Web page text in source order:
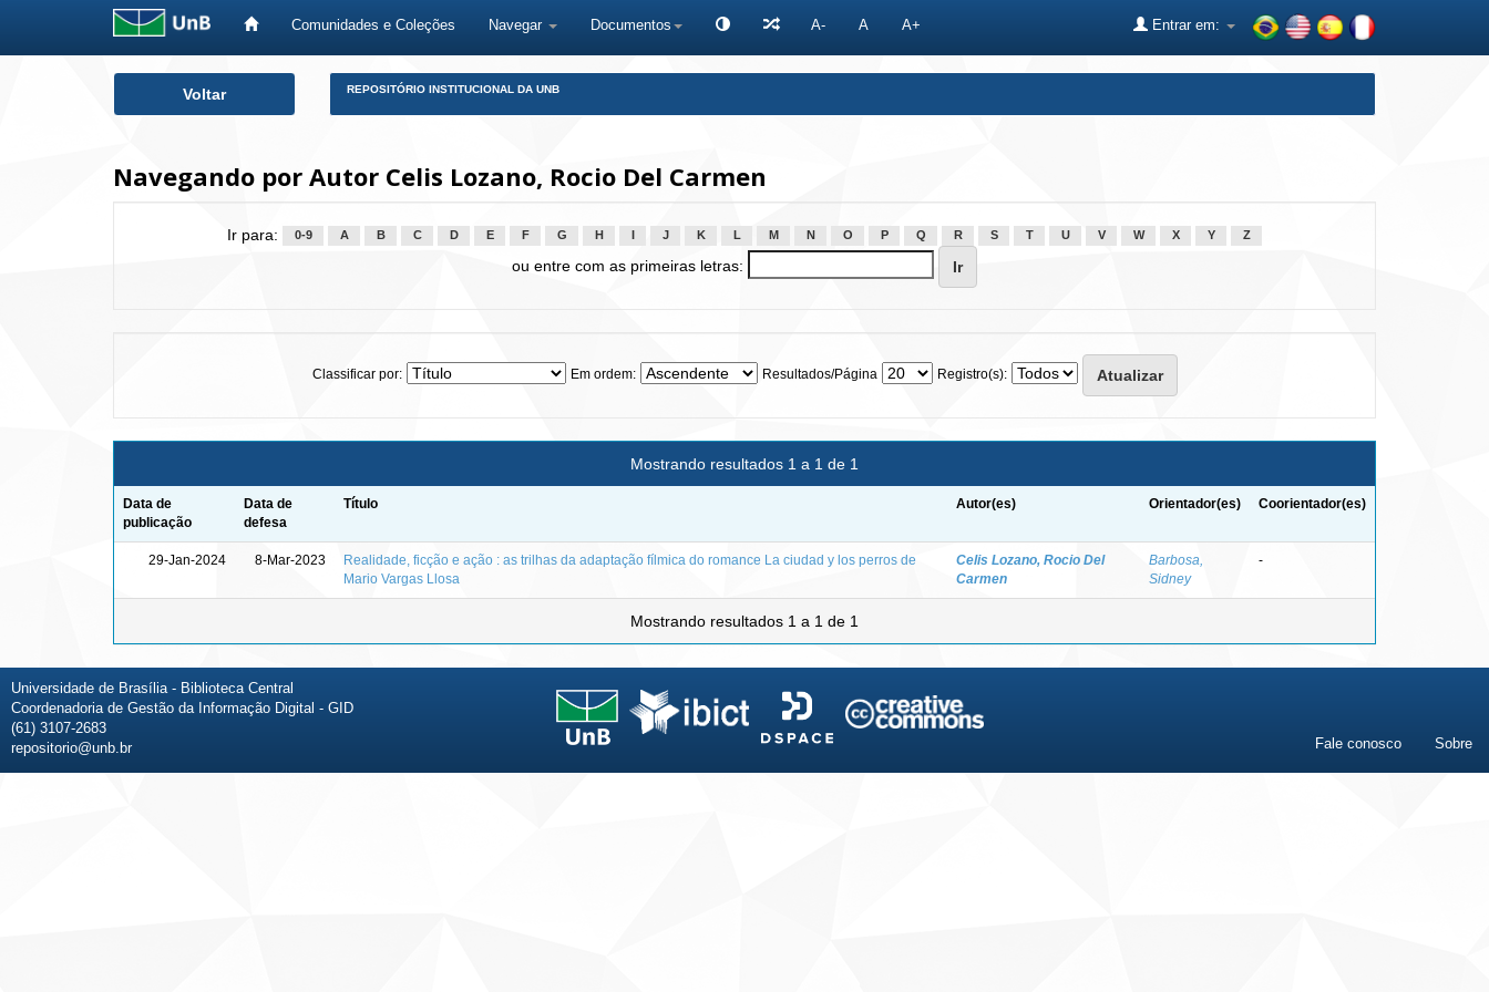
Comunidades e Coleções Navegar Documentos A- A A+ Entrar em:
Voltar REPOSITÓRIO INSTITUCIONAL DA UNB
Navegando por Autor Celis Lozano, Rocio Del Carmen
Ir para: 0-9 A B C D E F G H J K L M N O P Q R S T U V W X Y Z
ou entre com as primeiras letras:
Classificar por: Em ordem: Resultados/Página Registro(s):
Mostrando resultados 1 a 1 de 1
Data de
publicação
Data de
defesa
Título Autor(es) Orientador(es) Coorientador(es)
29-Jan-2024 8-Mar-2023
Realidade, ficção e ação : as trilhas da adaptação fílmica do romance La ciudad y los perros de
Mario Vargas Llosa
Celis Lozano, Rocio Del
Carmen
Barbosa,
Sidney
-
Mostrando resultados 1 a 1 de 1
Universidade de Brasília - Biblioteca Central
Coordenadoria de Gestão da Informação Digital - GID
(61) 3107-2683
repositorio@unb.br
Fale conosco Sobre